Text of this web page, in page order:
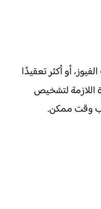
أو أكثر تعقيدًا
اللازمة لتشخيص
وقت ممكن.